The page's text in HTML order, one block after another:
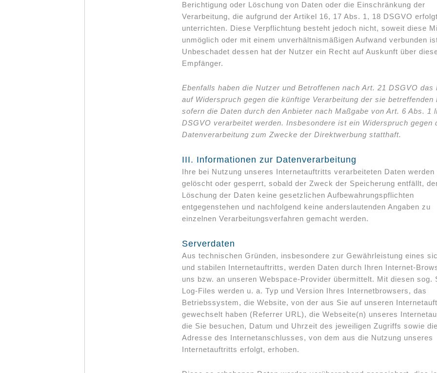
Berichtigung oder Löschung von Daten oder die Einschränkung der
Verarbeitung, die aufgrund der Artikel 16, 17 Abs. 1, 18 DSGVO
unterrichten. Diese Verpflichtung besteht jedoch nicht, soweit diese
unmöglich oder mit einem unverhältnismäßigen Aufwand verbunden
Unbeschadet dessen hat der Nutzer ein Recht auf Auskunft über
Empfänger.
Ebenfalls haben die Nutzer und Betroffenen nach Art. 21 DSGVO das
auf Widerspruch gegen die künftige Verarbeitung der sie betreffenden
sofern die Daten durch den Anbieter nach Maßgabe von Art. 6 Abs. 1
DSGVO verarbeitet werden. Insbesondere ist ein Widerspruch gegen
Datenverarbeitung zum Zwecke der Direktwerbung statthaft.
III. Informationen zur Datenverarbeitung
Ihre bei Nutzung unseres Internetauftritts verarbeiteten Daten werden
gelöscht oder gesperrt, sobald der Zweck der Speicherung entfällt,
Löschung der Daten keine gesetzlichen Aufbewahrungspflichten
entgegenstehen und nachfolgend keine anderslautenden Angaben zu
einzelnen Verarbeitungsverfahren gemacht werden.
Serverdaten
Aus technischen Gründen, insbesondere zur Gewährleistung eines
und stabilen Internetauftritts, werden Daten durch Ihren Internet-
uns bzw. an unseren Webspace-Provider übermittelt. Mit diesen sog.
Log-Files werden u. a. Typ und Version Ihres Internetbrowsers, das
Betriebssystem, die Website, von der aus Sie auf unseren
gewechselt haben (Referrer URL), die Webseite(n) unseres
die Sie besuchen, Datum und Uhrzeit des jeweiligen Zugriffs sowie
Adresse des Internetanschlusses, von dem aus die Nutzung unseres
Internetauftritts erfolgt, erhoben.